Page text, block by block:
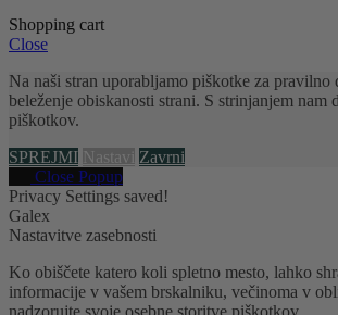
Shopping cart
Close
Na naši stran uporabljamo piškotke za pravilno
beleženje obiskanosti strani. S strinjanjem nam
piškotkov.
SPREJMI Nastavi Zavrni
Close Popup
Privacy Settings saved!
Galex
Nastavitve zasebnosti
Ko obiščete katero koli spletno mesto, lahko
informacije v vašem brskalniku, večinoma v